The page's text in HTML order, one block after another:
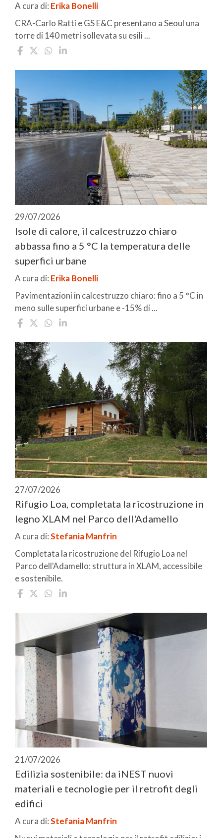
A cura di: Erika Bonelli
CRA-Carlo Ratti e GS E&C presentano a Seoul una
torre di 140 metri sollevata su esili ...
29/07/2026
Isole di calore, il calcestruzzo chiaro
abbassa fino a 5 °C la temperatura delle
superfici urbane
A cura di: Erika Bonelli
Pavimentazioni in calcestruzzo chiaro: fino a 5 °C in
meno sulle superfici urbane e -15% di ...
27/07/2026
Rifugio Loa, completata la ricostruzione in
legno XLAM nel Parco dell'Adamello
A cura di:Stefania Manfrin
Completata la ricostruzione del Rifugio Loa nel
Parco dell'Adamello: struttura in XLAM, accessibile
e sostenibile.
21/07/2026
Edilizia sostenibile: da iNEST nuovi
materiali e tecnologie per il retrofit degli
edifici
A cura di:Stefania Manfrin